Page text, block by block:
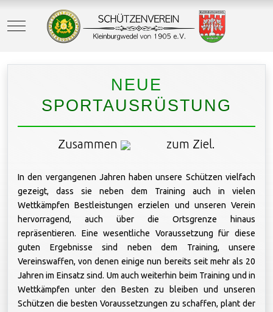
Mobile Menu Toggle
NEUE
SPORTAUSRÜSTUNG
Zusammen zum Ziel.
In den vergangenen Jahren haben unsere Schützen vielfach
gezeigt, dass sie neben dem Training auch in vielen
Wettkämpfen Bestleistungen erzielen und unseren Verein
hervorragend, auch über die Ortsgrenze hinaus
repräsentieren. Eine wesentliche Voraussetzung für diese
guten Ergebnisse sind neben dem Training, unsere
Vereinswaffen, von denen einige nun bereits seit mehr als 20
Jahren im Einsatz sind. Um auch weiterhin beim Training und in
Wettkämpfen unter den Besten zu bleiben und unseren
Schützen die besten Voraussetzungen zu schaffen, plant der